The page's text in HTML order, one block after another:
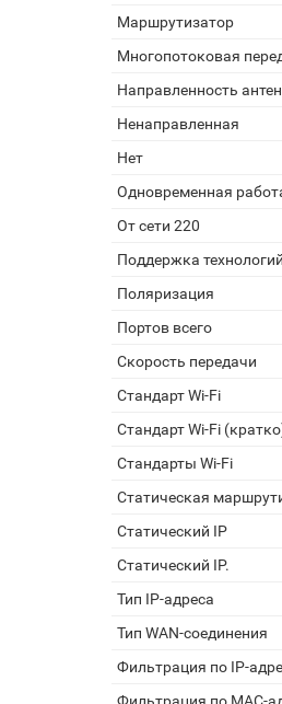
Маршрутизатор
Многопотоковая
Направленность
Ненаправленная
Нет
Одновременная
От сети 220
Поддержка технологий
Поляризация
Портов всего
Скорость передачи
Стандарт Wi-Fi
Стандарт Wi-Fi
Стандарты Wi-Fi
Статическая
Статический IP
Статический IP.
Тип IP-адреса
Тип WAN-соединения
Фильтрация по IP-